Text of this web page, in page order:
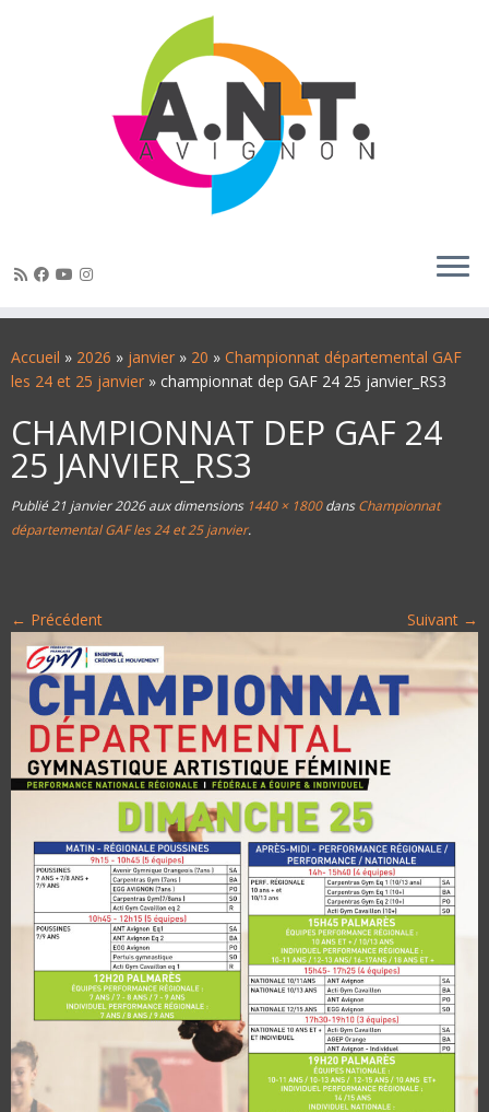
au
contenu
Accueil » 2026 » janvier » 20 » Championnat départemental GAF
les 24 et 25 janvier » championnat dep GAF 24 25 janvier_RS3
CHAMPIONNAT DEP GAF 24
25 JANVIER_RS3
Publié21 janvier 2026aux dimensions1440 × 1800dansChampionnat
départemental GAF les 24 et 25 janvier.
← Précédent Suivant →